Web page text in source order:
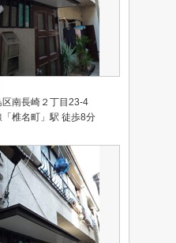
区南長崎２丁目23-4
椎名町」駅 徒歩8分